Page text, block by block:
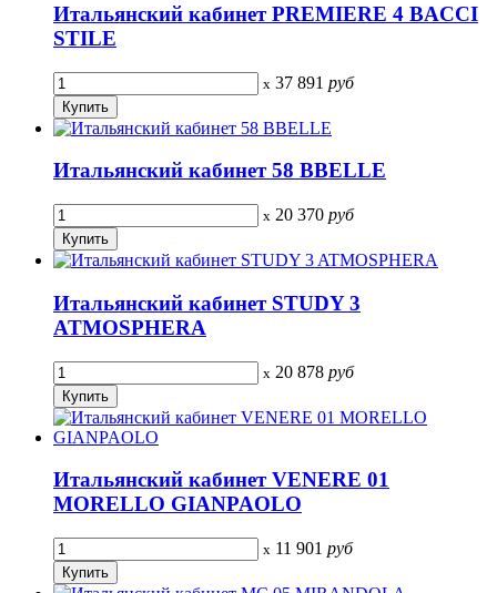
Итальянский кабинет PREMIERE 4 BACCI
STILE
x 37 891 руб
Итальянский кабинет 58 BBELLE
x 20 370 руб
Итальянский кабинет STUDY 3
ATMOSPHERA
x 20 878 руб
Итальянский кабинет VENERE 01
MORELLO GIANPAOLO
x 11 901 руб